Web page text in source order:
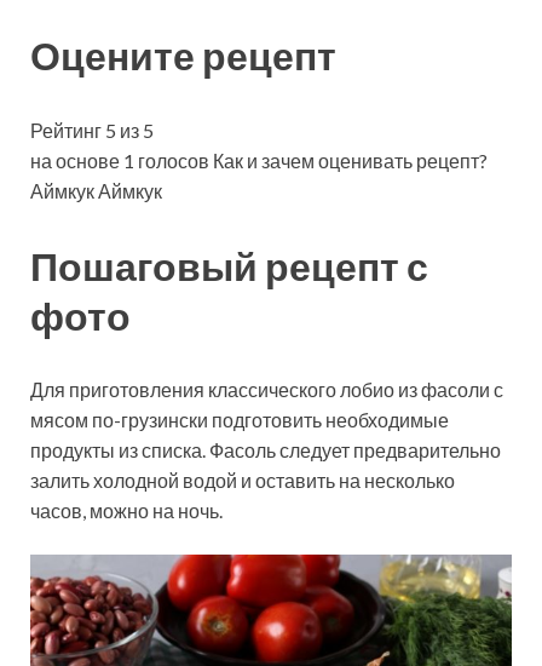
Оцените рецепт
Рейтинг 5 из 5
на основе 1 голосов Как и зачем оценивать рецепт?
Аймкук Аймкук
Пошаговый рецепт с
фото
Для приготовления классического лобио из фасоли с
мясом по-грузински подготовить необходимые
продукты из списка. Фасоль следует предварительно
залить холодной водой и оставить на несколько
часов, можно на ночь.